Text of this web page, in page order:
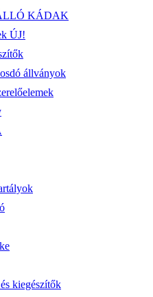
KÁDAK
ÚJ!
állványok
kiegészítők